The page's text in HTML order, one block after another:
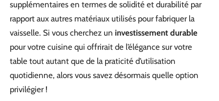
supplémentaires en termes de solidité et durabilité par
rapport aux autres matériaux utilisés pour fabriquer la
vaisselle. Si vous cherchez un investissement durable
pour votre cuisine qui offrirait de l’élégance sur votre
table tout autant que de la praticité d’utilisation
quotidienne, alors vous savez désormais quelle option
privilégier !